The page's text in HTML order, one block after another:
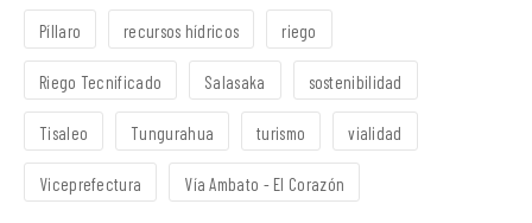
Píllaro recursos hídricos riego
Riego Tecnificado Salasaka sostenibilidad
Tisaleo Tungurahua turismo vialidad
Viceprefectura Vía Ambato - El Corazón